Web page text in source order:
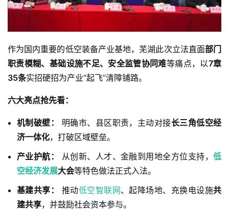
作为国内重要的低空装备产业基地，芜湖此次立法直面部门
职责模糊、基础设施不足、安全监管协同难等痛点，以7章
35条实招硬招为产业“起飞”清障铺路。
六大亮点抢先看：
机制破壁： 明确市、县区职责，主动对接长三角低空经
济一体化，打破区域壁垒。
产业护航：
从创新、人才、金融到用地全方位支持，低
空经济发展大会等特色做法正式入法。
基建共享：
推动低空智联网、起降场地、充换电设施共
建共享，并鼓励社会资本参与。